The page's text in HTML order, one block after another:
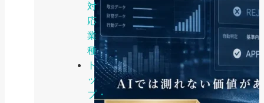
対
応
業
種
ト
ッ
プ・